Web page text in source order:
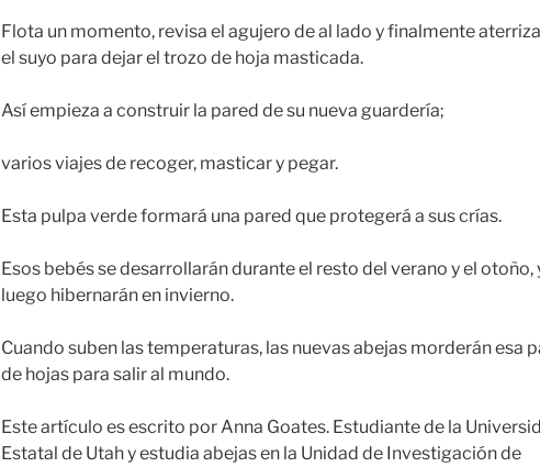
Flota un momento, revisa el agujero de al lado y finalmente
el suyo para dejar el trozo de hoja masticada.
Así empieza a construir la pared de su nueva guardería;
varios viajes de recoger, masticar y pegar.
Esta pulpa verde formará una pared que protegerá a sus crías.
Esos bebés se desarrollarán durante el resto del verano y el otoño,
luego hibernarán en invierno.
Cuando suben las temperaturas, las nuevas abejas morderán esa
de hojas para salir al mundo.
Este artículo es escrito por Anna Goates. Estudiante de la
Estatal de Utah y estudia abejas en la Unidad de Investigación de